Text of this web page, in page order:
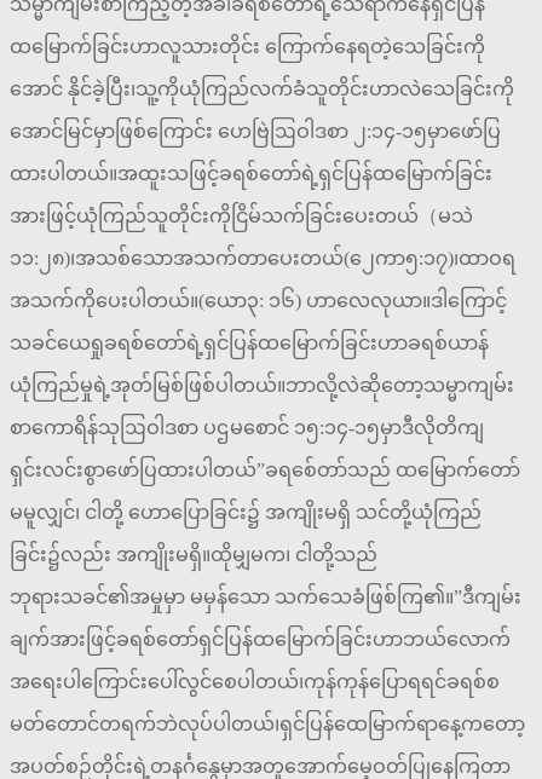
သမ္မာကျမ်းစာကြည့်တဲ့အခါခရစ်တော်ရဲ့သေရာကနေရှင်ပြန်
ထမြောက်ခြင်းဟာလူသားတိုင်း ကြောက်နေရတဲ့သေခြင်းကို
အောင် နိုင်ခဲ့ပြီး၊သူ့ကိုယုံကြည်လက်ခံသူတိုင်းဟာလဲသေခြင်းကို
အောင်မြင်မှာဖြစ်ကြောင်း ဟေဗြဲဩဝါဒစာ ၂:၁၄-၁၅မှာဖော်ပြ
ထားပါတယ်။အထူးသဖြင့်ခရစ်တော်ရဲ့ရှင်ပြန်ထမြောက်ခြင်း
အားဖြင့်ယုံကြည်သူတိုင်းကိုငြိမ်သက်ခြင်းပေးတယ်（မသဲ
၁၁:၂၈)၊အသစ်သောအသက်တာပေးတယ်(၂ေကာ၅:၁၇)၊ထာဝရ
အသက်ကိုပေးပါတယ်။(ယော၃: ၁၆) ဟာလေလုယာ။ဒါကြောင့်
သခင်ယေရှုခရစ်တော်ရဲ့ရှင်ပြန်ထမြောက်ခြင်းဟာခရစ်ယာန်
ယုံကြည်မှုရဲ့အုတ်မြစ်ဖြစ်ပါတယ်။ဘာလို့လဲဆိုတော့သမ္မာကျမ်း
စာကောရိန်သုဩဝါဒစာ ပဌမစောင် ၁၅:၁၄-၁၅မှာဒီလိုတိကျ
ရှင်းလင်းစွာဖော်ပြထားပါတယ်”ခရစ်ေတာ်သည် ထမြောက်တော်
မမူလျှင်၊ ငါတို့ ဟောပြောခြင်း၌ အကျိုးမရှိ သင်တို့ယုံကြည်
ခြင်း၌လည်း အကျိုးမရှိ။ထိုမျှမက၊ ငါတို့သည်
ဘုရားသခင်၏အမှုမှာ မမှန်သော သက်သေခံဖြစ်ကြ၏။”ဒီကျမ်း
ချက်အားဖြင့်ခရစ်တော်ရှင်ပြန်ထမြောက်ခြင်းဟာဘယ်လောက်
အရေးပါကြောင်းပေါ်လွင်စေပါတယ်၊ကုန်ကုန်ပြောရရင်ခရစ်စ
မတ်တောင်တရက်ဘဲလုပ်ပါတယ်၊ရှင်ပြန်ထေမြာက်ရာနေ့ကတော့
အပတ်စဉ်တိုင်းရဲ့တနင်္ဂနွေမှာအတူအောက်မေ့ဝတ်ပြုနေကြတာ